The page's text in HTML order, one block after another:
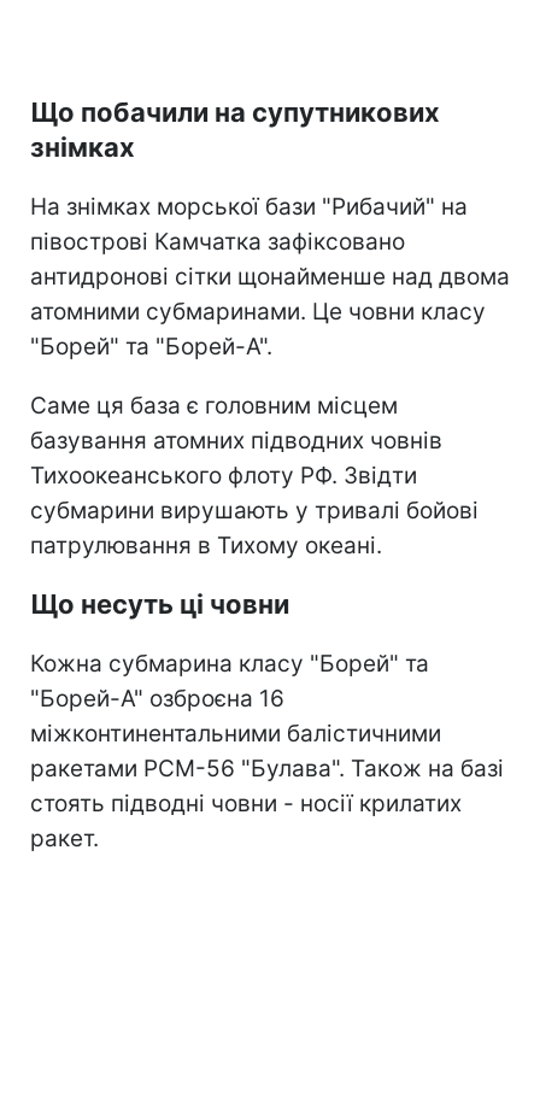
Що побачили на супутникових
знімках
На знімках морської бази "Рибачий" на
півострові Камчатка зафіксовано
антидронові сітки щонайменше над двома
атомними субмаринами. Це човни класу
"Борей" та "Борей-А".
Саме ця база є головним місцем
базування атомних підводних човнів
Тихоокеанського флоту РФ. Звідти
субмарини вирушають у тривалі бойові
патрулювання в Тихому океані.
Що несуть ці човни
Кожна субмарина класу "Борей" та
"Борей-А" озброєна 16
міжконтинентальними балістичними
ракетами РСМ-56 "Булава". Також на базі
стоять підводні човни - носії крилатих
ракет.